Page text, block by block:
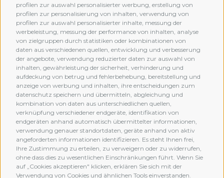
profilen zur auswahl personalisierter werbung, erstellung von
profilen zur personalisierung von inhalten, verwendung von
profilen zur auswahl personalisierter inhalte, messung der
werbeleistung, messung der performance von inhalten, analyse
von zielgruppen durch statistiken oder kombinationen von
daten aus verschiedenen quellen, entwicklung und verbesserung
der angebote, verwendung reduzierter daten zur auswahl von
inhalten, gewährleistung der sicherheit, verhinderung und
aufdeckung von betrug und fehlerbehebung, bereitstellung und
anzeige von werbung und inhalten, ihre entscheidungen zum
datenschutz speichern und übermitteln, abgleichung und
kombination von daten aus unterschiedlichen quellen,
verknüpfung verschiedener endgeräte, identifikation von
endgeräten anhand automatisch übermittelter informationen,
verwendung genauer standortdaten, geräte anhand von aktiv
angeforderten informationen identifizieren. Es steht Ihnen frei,
Ihre Zustimmung zu erteilen, zu verweigern oder zu widerrufen,
ohne dass dies zu wesentlichen Einschränkungen führt. Wenn Sie
auf „Cookies akzeptieren" klicken, erklären Sie sich mit der
Verwendung von Cookies und ähnlichen Tools einverstanden.
MEMBERSHIP